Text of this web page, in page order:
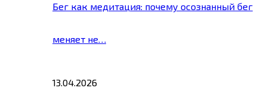
Бег как медитация: почему осознанный бег
меняет не…
13.04.2026